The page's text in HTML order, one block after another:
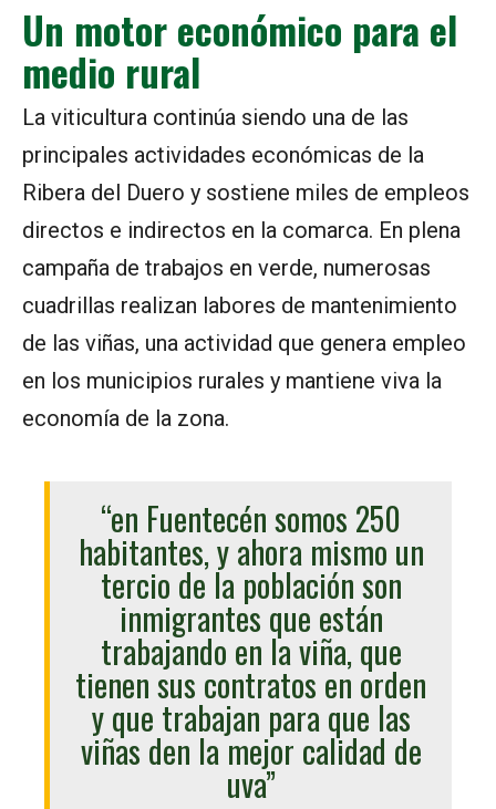
Un motor económico para el
medio rural
La viticultura continúa siendo una de las
principales actividades económicas de la
Ribera del Duero y sostiene miles de empleos
directos e indirectos en la comarca. En plena
campaña de trabajos en verde, numerosas
cuadrillas realizan labores de mantenimiento
de las viñas, una actividad que genera empleo
en los municipios rurales y mantiene viva la
economía de la zona.
“en Fuentecén somos 250
habitantes, y ahora mismo un
tercio de la población son
inmigrantes que están
trabajando en la viña, que
tienen sus contratos en orden
y que trabajan para que las
viñas den la mejor calidad de
uva”